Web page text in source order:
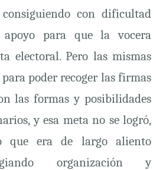
con dificultad
para que la vocera
electoral. Pero las mismas
poder recoger las firmas
las formas y posibilidades
y esa meta no se logró,
que era de largo aliento
organización y